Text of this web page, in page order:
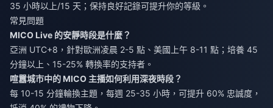
35 小時以上/15 天；保持良好記錄可提升你的等級。
常見問題
MICO Live 的安靜時段是什麼？
亞洲 UTC+8，針對歐洲凌晨 2-5 點、美國上午 8-11 點；培養 45
分鐘以上、15-25% 轉換率的支持者。
喧囂城市中的 MICO 主播如何利用深夜時段？
每 10-15 分鐘輪換主題，每週 25-35 小時，可提升 60% 忠誠度，